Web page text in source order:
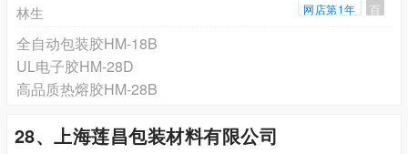
林生 网店第1年 百
全自动包装胶HM-18B
UL电子胶HM-28D
高品质热熔胶HM-28B
28、上海莲昌包装材料有限公司